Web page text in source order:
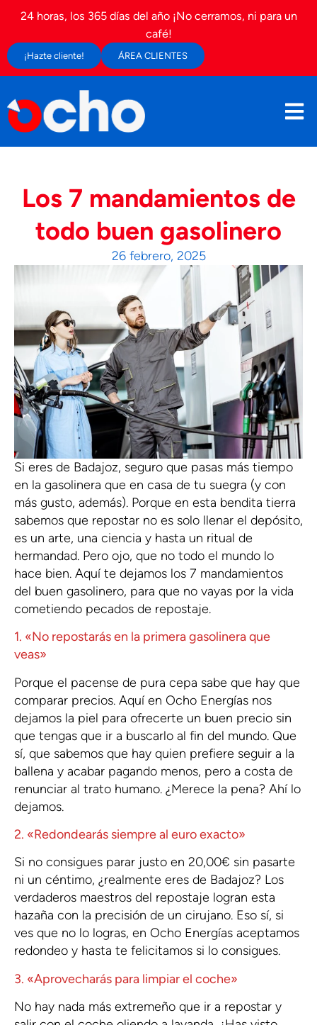
24 horas, los 365 días del año ¡No cerramos, ni para un
café!
¡Hazte cliente! ÁREA CLIENTES
Los 7 mandamientos de
todo buen gasolinero
26 febrero, 2025
Si eres de Badajoz, seguro que pasas más tiempo
en la gasolinera que en casa de tu suegra (y con
más gusto, además). Porque en esta bendita tierra
sabemos que repostar no es solo llenar el depósito,
es un arte, una ciencia y hasta un ritual de
hermandad. Pero ojo, que no todo el mundo lo
hace bien. Aquí te dejamos los 7 mandamientos
del buen gasolinero, para que no vayas por la vida
cometiendo pecados de repostaje.
1. «No repostarás en la primera gasolinera que
veas»
Porque el pacense de pura cepa sabe que hay que
comparar precios. Aquí en Ocho Energías nos
dejamos la piel para ofrecerte un buen precio sin
que tengas que ir a buscarlo al fin del mundo. Que
sí, que sabemos que hay quien prefiere seguir a la
ballena y acabar pagando menos, pero a costa de
renunciar al trato humano. ¿Merece la pena? Ahí lo
dejamos.
2. «Redondearás siempre al euro exacto»
Si no consigues parar justo en 20,00€ sin pasarte
ni un céntimo, ¿realmente eres de Badajoz? Los
verdaderos maestros del repostaje logran esta
hazaña con la precisión de un cirujano. Eso sí, si
ves que no lo logras, en Ocho Energías aceptamos
redondeo y hasta te felicitamos si lo consigues.
3. «Aprovecharás para limpiar el coche»
No hay nada más extremeño que ir a repostar y